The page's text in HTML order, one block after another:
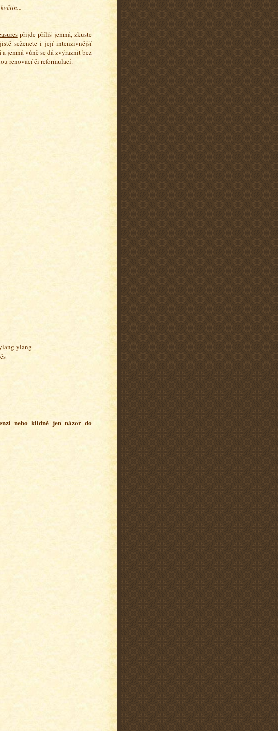
přijde příliš jemná, zkuste
seženete i její intenzivnější
jemná vůně se dá zvýraznit bez
renovací či reformulací.
ylang
nebo klidně jen názor do